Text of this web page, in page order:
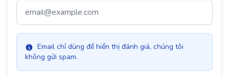
Email chỉ dùng để hiển thị đánh giá, chúng tôi
không gửi spam.